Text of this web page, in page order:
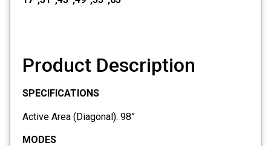
Product Description
SPECIFICATIONS
Active Area (Diagonal): 98”
MODES